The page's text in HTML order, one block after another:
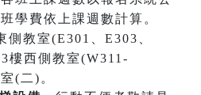
學費依上課週數計算。
側教室(E301、E303、
樓西側教室(W311-
(二)。